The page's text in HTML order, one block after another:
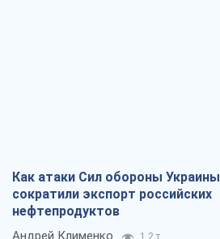
Как атаки Сил обороны Украины
сократили экспорт российских
нефтепродуктов
Андрей Клименко